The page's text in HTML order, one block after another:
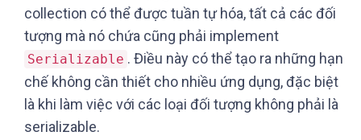
collection có thể được tuần tự hóa, tất cả các đối
tượng mà nó chứa cũng phải implement
Serializable . Điều này có thể tạo ra những hạn
chế không cần thiết cho nhiều ứng dụng, đặc biệt
là khi làm việc với các loại đối tượng không phải là
serializable.